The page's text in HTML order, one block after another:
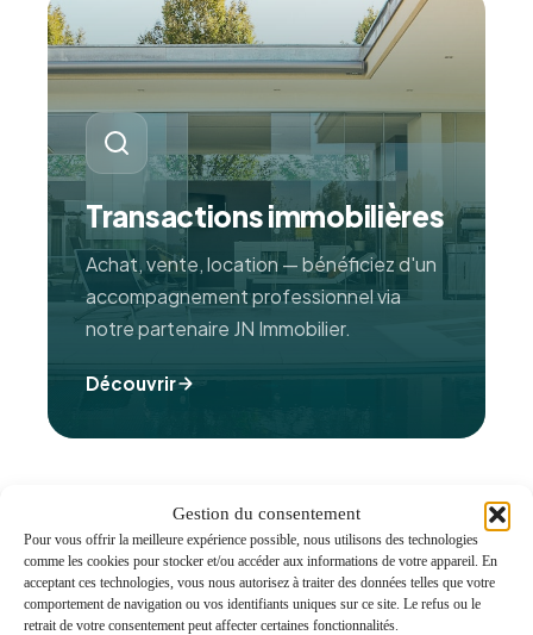
Gestion du consentement
Pour vous offrir la meilleure expérience possible, nous utilisons des technologies
comme les cookies pour stocker et/ou accéder aux informations de votre appareil. En
acceptant ces technologies, vous nous autorisez à traiter des données telles que votre
comportement de navigation ou vos identifiants uniques sur ce site. Le refus ou le
retrait de votre consentement peut affecter certaines fonctionnalités.
Transactions immobilières
Achat, vente, location — bénéficiez d'un
accompagnement professionnel via
notre partenaire JN Immobilier.
Découvrir
Une expertise sur mesure